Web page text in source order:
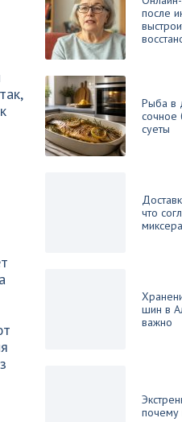
после
Рыба в
суеты
что
миксера
шин в
важно
почему